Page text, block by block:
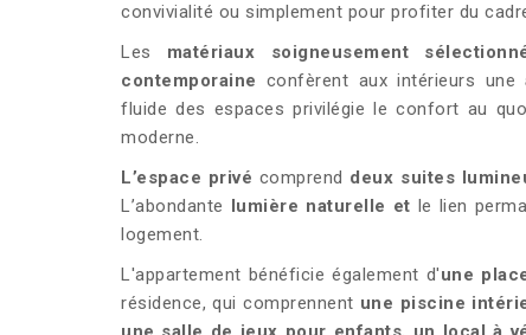
convivialité ou simplement pour profiter du
Les matériaux soigneusement
contemporaine confèrent aux intérieurs une
fluide des espaces privilégie le confort au
moderne.
L’espace privé comprend deux suites
L’abondante lumière naturelle et le lien
logement.
L'appartement bénéficie également d'une
résidence, qui comprennent une piscine